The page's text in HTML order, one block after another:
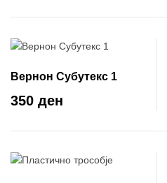
Вернон Субутекс 1
350 ден